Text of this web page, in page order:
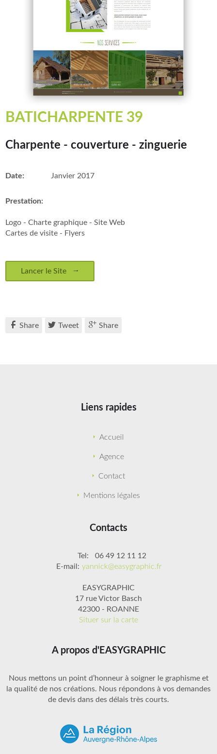
BATICHARPENTE 39
Charpente - couverture - zinguerie
Date: Janvier 2017
Prestation:
Logo - Charte graphique - Site Web
Cartes de visite - Flyers
Lancer le Site
Share Tweet Share
Liens rapides
Accueil
Agence
Contact
Mentions légales
Contacts
Tel:
06 49 12 11 12
E-mail: yannick@easygraphic.fr
EASYGRAPHIC
17 rue Victor Basch
42300 - ROANNE
Situer sur la carte
A propos d'EASYGRAPHIC
Nous mettons un point d’honneur à soigner le graphisme et
la qualité de nos créations. Nous répondons à vos demandes
de devis dans des délais très courts.